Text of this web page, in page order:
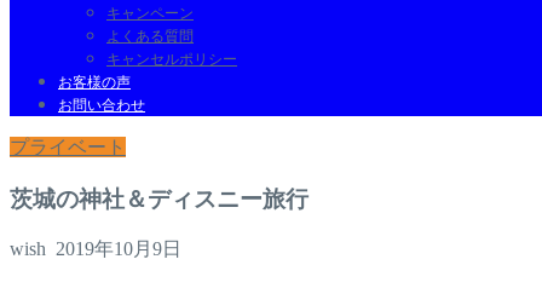
キャンペーン
よくある質問
キャンセルポリシー
お客様の声
お問い合わせ
プライベート
茨城の神社＆ディスニー旅行
wish 2019年10月9日